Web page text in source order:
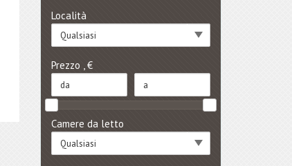
Località
Qualsiasi
Prezzo , €
Camere da letto
Qualsiasi